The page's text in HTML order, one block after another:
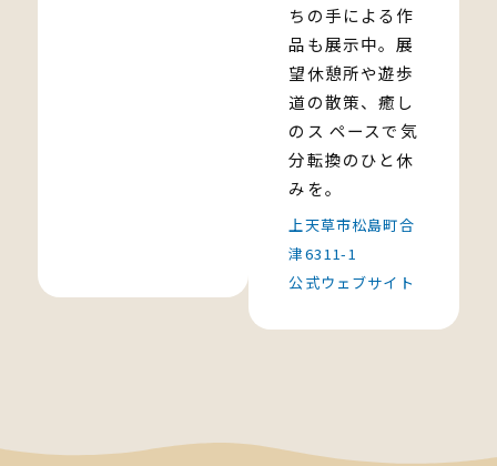
ちの手による作
品も展示中。展
望休憩所や遊歩
道の散策、癒し
のス ペースで気
分転換のひと休
みを。
上天草市松島町合
津6311-1
公式ウェブサイト